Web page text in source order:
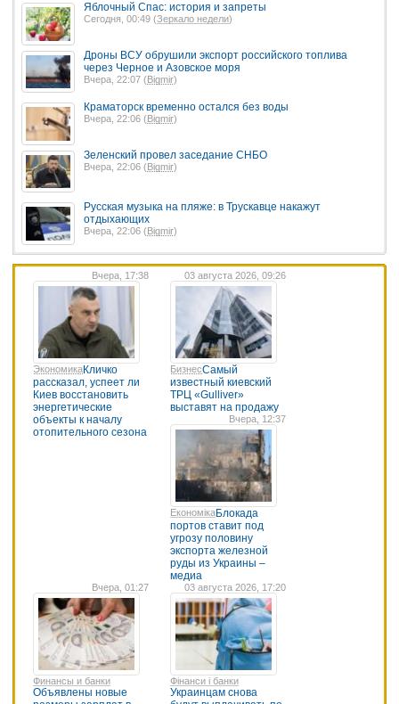
Яблочный Спас: история и запреты
Сегодня, 00:49 (Зеркало недели)
Дроны ВСУ обрушили экспорт российского топлива
через Черное и Азовское моря
Вчера, 22:07 (Bigmir)
Краматорск временно остался без воды
Вчера, 22:06 (Bigmir)
Зеленский провел заседание СНБО
Вчера, 22:06 (Bigmir)
Русская музыка на пляже: в Трускавце накажут
отдыхающих
Вчера, 22:06 (Bigmir)
Вчера, 17:38
ЭкономикаКличко
рассказал, успеет ли
Киев восстановить
энергетические
объекты к началу
отопительного сезона
03 августа 2026, 09:26
БизнесСамый
известный киевский
ТРЦ «Gulliver»
выставят на продажу
Вчера, 12:37
ЕкономікаБлокада
портов ставит под
угрозу половину
экспорта железной
руды из Украины –
медиа
Вчера, 01:27
Финансы и банки
Объявлены новые
03 августа 2026, 17:20
Фінанси і банки
Украинцам снова